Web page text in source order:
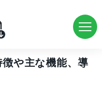
や主な機能、導